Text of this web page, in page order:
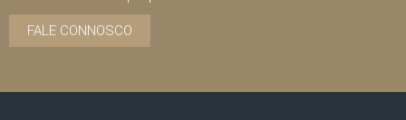
FALE CONNOSCO